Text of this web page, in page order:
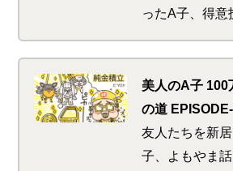
ったA子、得意
らかしの煮込
物のタワー作
K太郎の嫁とな
は果たさねばな
が…
美人のA子 100
の道
友人たちを新
子、よもやま